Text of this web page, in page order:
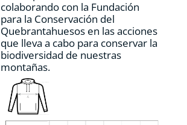
colaborando con la Fundación
para la Conservación del
Quebrantahuesos en las acciones
que lleva a cabo para conservar la
biodiversidad de nuestras
montañas.